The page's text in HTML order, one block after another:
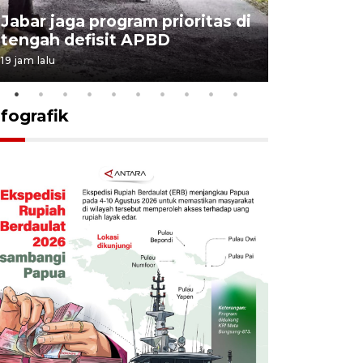
Jabar jaga program prioritas di
tengah defisit APBD
19 jam lalu